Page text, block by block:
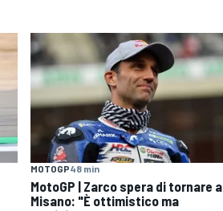
MOTOGP48 min
MotoGP | Zarco spera di tornare a
Misano: "È ottimistico ma